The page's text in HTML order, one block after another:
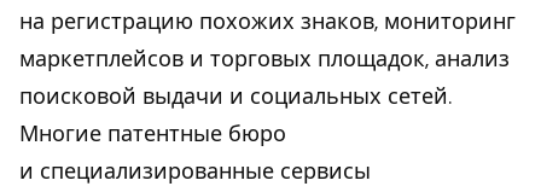
на регистрацию похожих знаков, мониторинг
маркетплейсов и торговых площадок, анализ
поисковой выдачи и социальных сетей.
Многие патентные бюро
и специализированные сервисы